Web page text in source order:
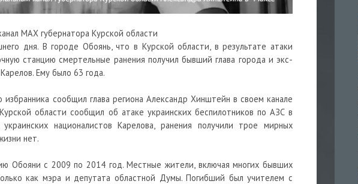
МАХ губернатора Курской области
дня. В городе Обоянь, что в Курской области, в результате атаки
станцию смертельные ранения получил бывший глава города и экс-
Ему было 63 года.
сообщил глава региона Александр Хинштейн в своем канале
области сообщил об атаке украинских беспилотников по АЗС в
националистов Карелова, ранения получили трое мирных
нет.
Обояни с 2009 по 2014 год. Местные жители, включая многих бывших
как мэра и депутата областной Думы. Погибший был учителем с